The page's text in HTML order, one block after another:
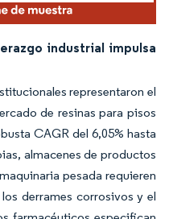
industrial impulsa
representaron el
de resinas para pisos
CAGR del 6,05% hasta
almacenes de productos
pesada requieren
derrames corrosivos y el